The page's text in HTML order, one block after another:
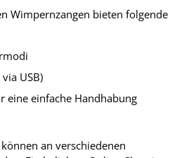
Wimpernzangen bieten folgende
USB)
eine einfache Handhabung
an verschiedenen